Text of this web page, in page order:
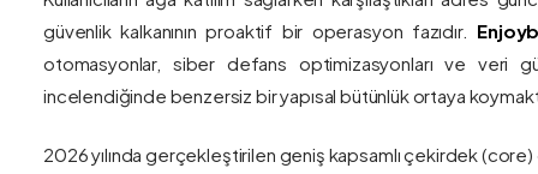
güvenlik kalkanının proaktif bir operasyon fazıdır.
otomasyonlar, siber defans optimizasyonları ve veri
incelendiğinde benzersiz bir yapısal bütünlük ortaya
2026 yılında gerçekleştirilen geniş kapsamlı çekirdek